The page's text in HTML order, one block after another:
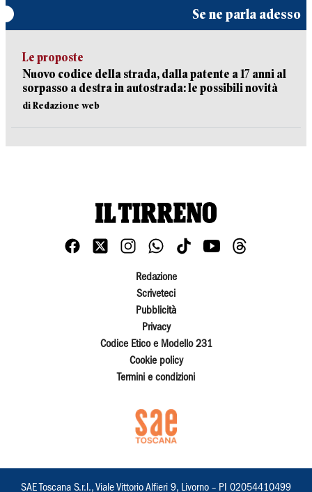
Se ne parla adesso
Le proposte
Nuovo codice della strada, dalla patente a 17 anni al
sorpasso a destra in autostrada: le possibili novità
di Redazione web
Redazione
Scriveteci
Pubblicità
Privacy
Codice Etico e Modello 231
Cookie policy
Termini e condizioni
SAE Toscana S.r.l., Viale Vittorio Alfieri 9, Livorno – PI 02054410499